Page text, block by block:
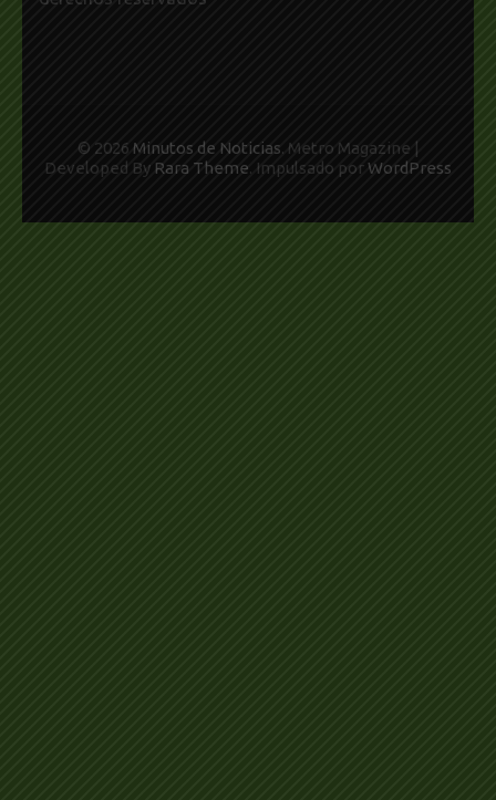
© 2026 Minutos de Noticias. Metro Magazine |
Developed By Rara Theme. Impulsado por WordPress